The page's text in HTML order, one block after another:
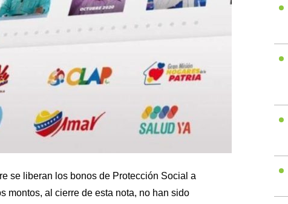
se liberan los bonos de Protección Social a
montos, al cierre de esta nota, no han sido